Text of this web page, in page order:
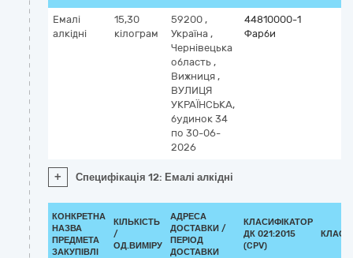
Емалі
алкідні
15,30
кілограм
59200 ,
Україна ,
Чернівецька
область ,
Вижниця ,
ВУЛИЦЯ
УКРАЇНСЬКА,
будинок 34
по 30-06-
2026
44810000-1
Фарби
+ Специфікація 12: Емалі алкідні
КОНКРЕТНА
НАЗВА
ПРЕДМЕТА
ЗАКУПІВЛІ
КІЛЬКІСТЬ
/
ОД.ВИМІРУ
АДРЕСА
ДОСТАВКИ /
ПЕРІОД
ДОСТАВКИ
КЛАСИФІКАТОР
ДК 021:2015
(CPV)